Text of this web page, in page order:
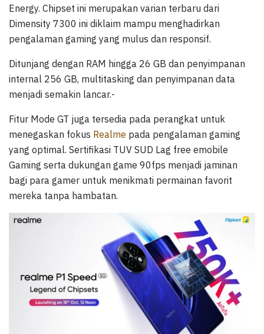
Energy. Chipset ini merupakan varian terbaru dari
Dimensity 7300 ini diklaim mampu menghadirkan
pengalaman gaming yang mulus dan responsif.
Ditunjang dengan RAM hingga 26 GB dan penyimpanan
internal 256 GB, multitasking dan penyimpanan data
menjadi semakin lancar.-
Fitur Mode GT juga tersedia pada perangkat untuk
menegaskan fokus Realme pada pengalaman gaming
yang optimal. Sertifikasi TUV SUD Lag free emobile
Gaming serta dukungan game 90fps menjadi jaminan
bagi para gamer untuk menikmati permainan favorit
mereka tanpa hambatan.